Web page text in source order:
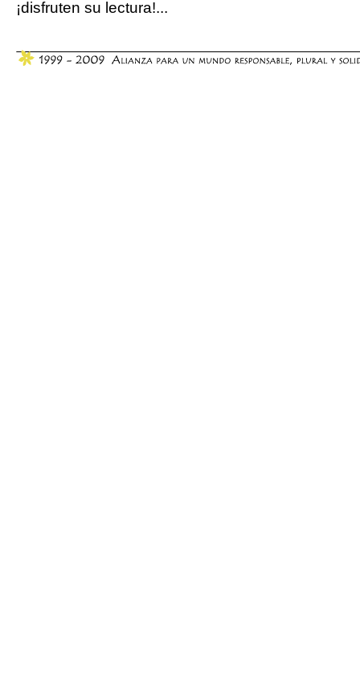
¡disfruten su lectura!...